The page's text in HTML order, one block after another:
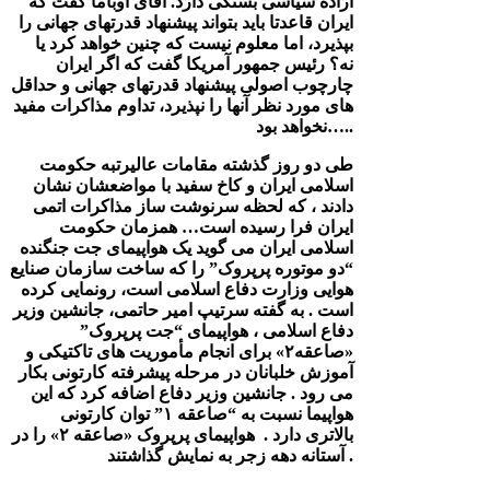
ایران قاعدتا باید بتواند پیشنهاد قدرتهای جهانی را
بپذیرد، اما معلوم نیست که چنین خواهد کرد یا
نه؟ رئیس جمهور آمریکا گفت که اگر ایران
چارچوب اصولی پیشنهاد قدرتهای جهانی و حداقل
های مورد نظر آنها را نپذیرد، تداوم مذاکرات مفید
نخواهد بود…..
طی دو روز گذشته مقامات عالیرتبه حکومت
اسلامی ایران و کاخ سفید با مواضعشان نشان
دادند ، که لحظه سرنوشت ساز مذاکرات اتمی
ایران فرا رسیده است… همزمان حکومت
اسلامی ایران می گوید یک هواپیمای جت جنگنده
“دو موتوره پرپروک” را که ساخت سازمان صنایع
هوایی وزارت دفاع اسلامی است، رونمایی کرده
است . به گفته سرتیپ امیر حاتمی، جانشین وزیر
دفاع اسلامی ، هواپیمای “جت پرپروک”
«صاعقه۲» برای انجام مأموریت های تاکتیکی و
آموزش خلبانان در مرحله پیشرفته کارتونی بکار
می رود . جانشین وزیر دفاع اضافه کرد که این
هواپیما نسبت به “صاعقه ۱” توان کارتونی
بالاتری دارد . هواپیمای پرپروک «صاعقه ۲» را در
آستانه دهه زجر به نمایش گذاشتند .